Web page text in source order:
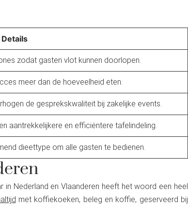
Details
zodat gasten vlot kunnen doorlopen.
meer dan de hoeveelheid eten.
de gesprekskwaliteit bij zakelijke events.
aantrekkelijkere en efficiëntere tafelindeling.
dieettype om alle gasten te bedienen.
Nederland en Vlaanderen heeft het woord een heel
met koffiekoeken, beleg en koffie, geserveerd bij